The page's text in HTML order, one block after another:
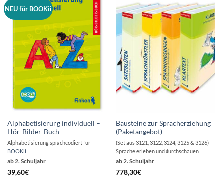
NEU für BOOKii
Alphabetisierung individuell –
Hör-Bilder-Buch
ab 2. Schuljahr
39,60€
Alphabetisierung sprachcodiert für
BOOKii
Bausteine zur Spracherziehung
(Paketangebot)
ab 2. Schuljahr
778,30€
(Set aus 3121, 3122, 3124, 3125 & 3126)
Sprache erleben und durchschauen